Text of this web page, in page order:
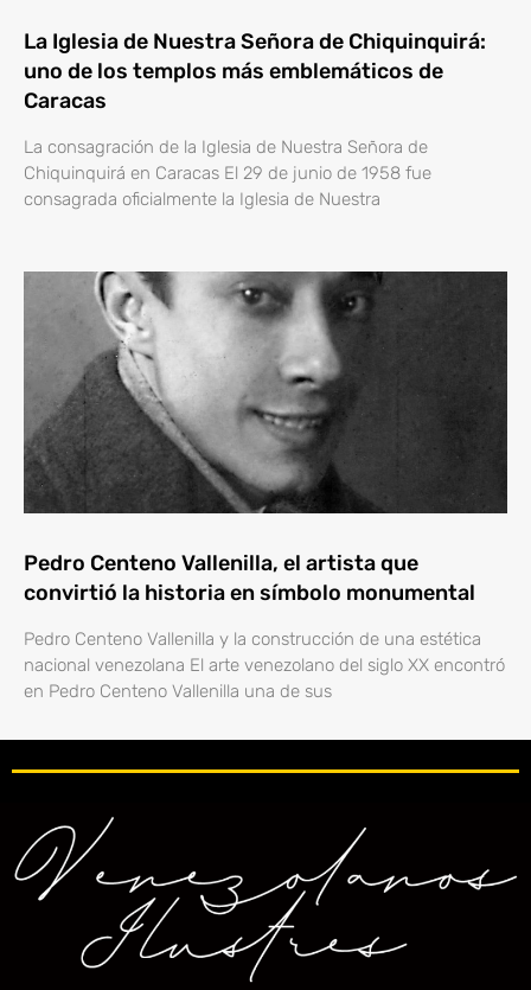
La Iglesia de Nuestra Señora de Chiquinquirá:
uno de los templos más emblemáticos de
Caracas
La consagración de la Iglesia de Nuestra Señora de
Chiquinquirá en Caracas El 29 de junio de 1958 fue
consagrada oficialmente la Iglesia de Nuestra
Pedro Centeno Vallenilla, el artista que
convirtió la historia en símbolo monumental
Pedro Centeno Vallenilla y la construcción de una estética
nacional venezolana El arte venezolano del siglo XX encontró
en Pedro Centeno Vallenilla una de sus